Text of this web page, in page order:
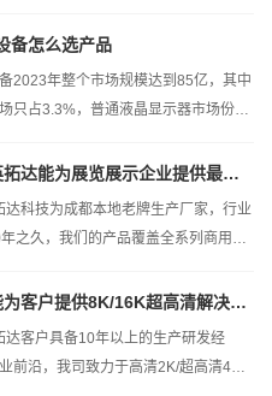
备怎么选产品
2023年整个市场规模达到85亿，其中
只占3.3%，普通液晶显示器市场份额
NTODA英拓达能为展览展示企业提供最好...
达科技为成都本地老牌生产厂家，行业
之久，我们的产品覆盖全系列商用液
NTODA能为客户提供8K/16K超高清解决方...
达客户具备10年以上的生产研发经
前沿，我司致力于高清2K/超高清4K/